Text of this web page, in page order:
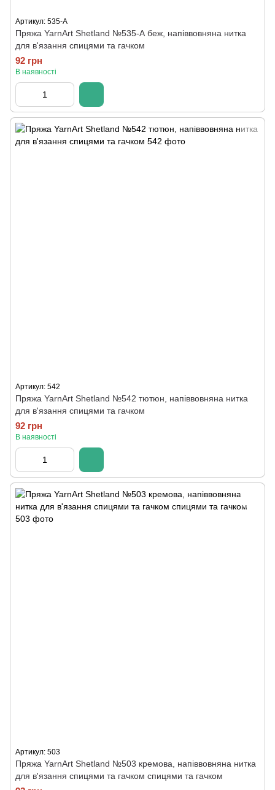
Артикул: 535-А
Пряжа YarnArt Shetland №535-А беж, напіввовняна нитка
для в'язання спицями та гачком
92 грн
В наявності
Артикул: 542
Пряжа YarnArt Shetland №542 тютюн, напіввовняна нитка
для в'язання спицями та гачком
92 грн
В наявності
Артикул: 503
Пряжа YarnArt Shetland №503 кремова, напіввовняна нитка
для в'язання спицями та гачком спицями та гачком